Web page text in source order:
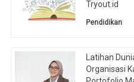
Tryout.id
Pendidikan
Latihan
Organisasi